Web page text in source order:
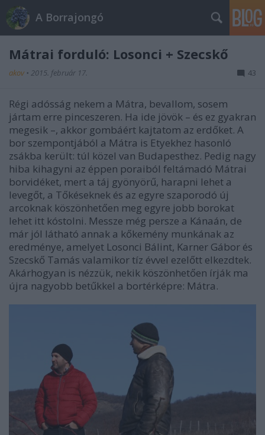
A Borrajongó
Mátrai forduló: Losonci + Szecskő
akov • 2015. február 17. 43
Régi adósság nekem a Mátra, bevallom, sosem
jártam erre pinceszeren. Ha ide jövök – és ez gyakran
megesik –, akkor gombáért kajtatom az erdőket. A
bor szempontjából a Mátra is Etyekhez hasonló
zsákba került: túl közel van Budapesthez. Pedig nagy
hiba kihagyni az éppen poraiból feltámadó Mátrai
borvidéket, mert a táj gyönyörű, harapni lehet a
levegőt, a Tőkéseknek és az egyre szaporodó új
arcoknak köszönhetően meg egyre jobb borokat
lehet itt kóstolni. Messze még persze a Kánaán, de
már jól látható annak a kőkemény munkának az
eredménye, amelyet Losonci Bálint, Karner Gábor és
Szecskő Tamás valamikor tíz évvel ezelőtt elkezdtek.
Akárhogyan is nézzük, nekik köszönhetően írják ma
újra nagyobb betűkkel a bortérképre: Mátra.